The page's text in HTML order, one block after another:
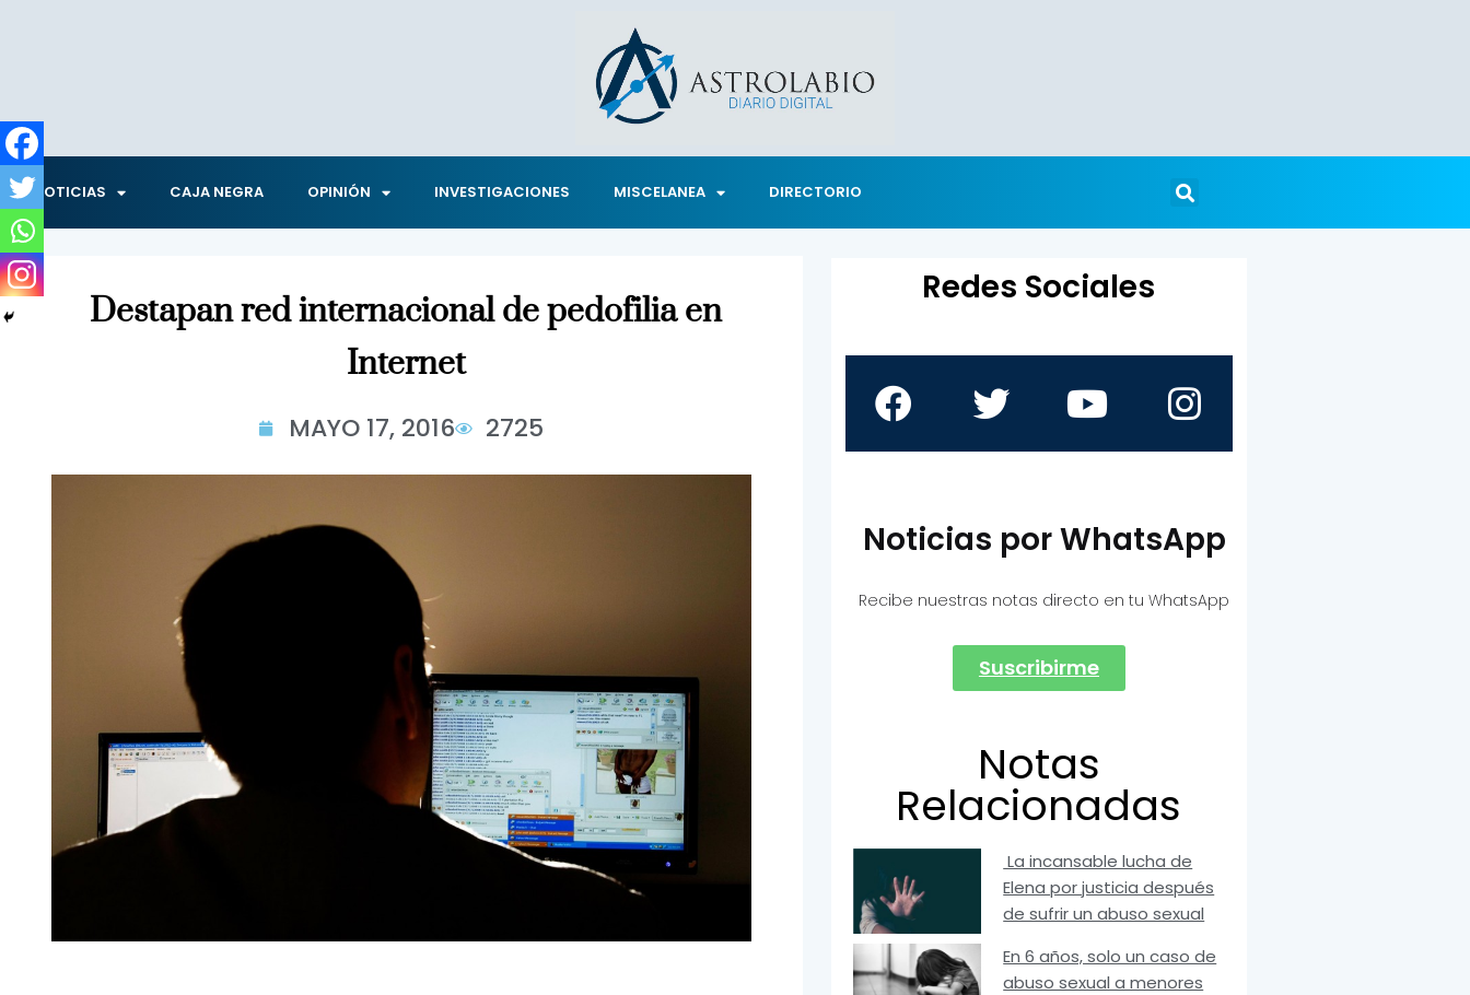
NOTICIAS CAJA NEGRA OPINIÓN INVESTIGACIONES MISCELANEA DIRECTORIO
Destapan red internacional de pedofilia en
Internet
MAYO 17, 2016 2725
Redes Sociales
Noticias por WhatsApp
Recibe nuestras notas directo en tu WhatsApp
Suscribirme
Notas
Relacionadas
La incansable lucha de
Elena por justicia después
de sufrir un abuso sexual
En 6 años, solo un caso de
abuso sexual a menores